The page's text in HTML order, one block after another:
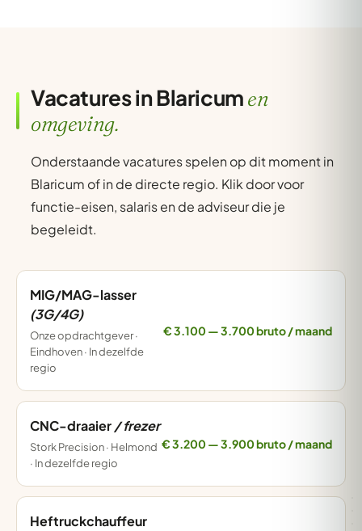
Vacatures in Blaricumen
omgeving.
Onderstaande vacatures spelen op dit moment in
Blaricum of in de directe regio. Klik door voor
functie-eisen, salaris en de adviseur die je
begeleidt.
MIG/MAG-lasser
(3G/4G)
Onze opdrachtgever ·
Eindhoven · In dezelfde
regio
€ 3.100 — 3.700 bruto / maand
CNC-draaier / frezer
Stork Precision · Helmond
· In dezelfde regio
€ 3.200 — 3.900 bruto / maand
Heftruckchauffeur